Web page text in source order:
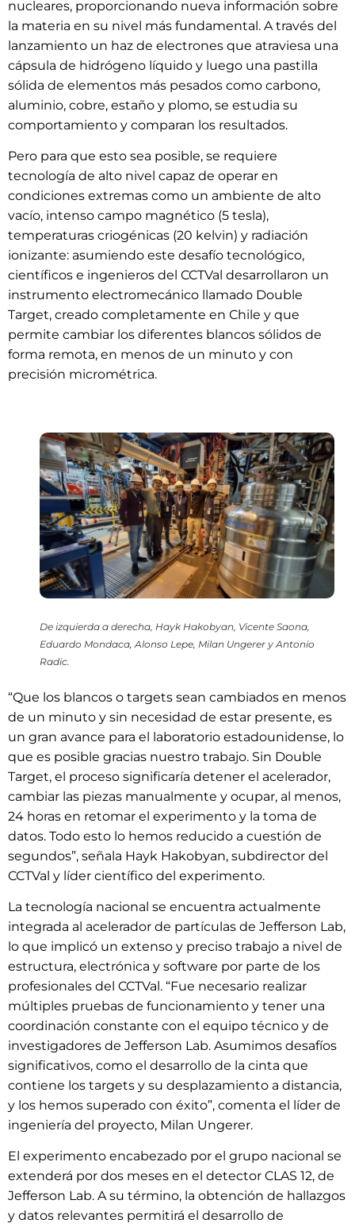
nucleares, proporcionando nueva información sobre
la materia en su nivel más fundamental. A través del
lanzamiento un haz de electrones que atraviesa una
cápsula de hidrógeno líquido y luego una pastilla
sólida de elementos más pesados como carbono,
aluminio, cobre, estaño y plomo, se estudia su
comportamiento y comparan los resultados.
Pero para que esto sea posible, se requiere
tecnología de alto nivel capaz de operar en
condiciones extremas como un ambiente de alto
vacío, intenso campo magnético (5 tesla),
temperaturas criogénicas (20 kelvin) y radiación
ionizante: asumiendo este desafío tecnológico,
científicos e ingenieros del CCTVal desarrollaron un
instrumento electromecánico llamado Double
Target, creado completamente en Chile y que
permite cambiar los diferentes blancos sólidos de
forma remota, en menos de un minuto y con
precisión micrométrica.
De izquierda a derecha, Hayk Hakobyan, Vicente Saona,
Eduardo Mondaca, Alonso Lepe, Milan Ungerer y Antonio
Radic.
“Que los blancos o targets sean cambiados en menos
de un minuto y sin necesidad de estar presente, es
un gran avance para el laboratorio estadounidense, lo
que es posible gracias nuestro trabajo. Sin Double
Target, el proceso significaría detener el acelerador,
cambiar las piezas manualmente y ocupar, al menos,
24 horas en retomar el experimento y la toma de
datos. Todo esto lo hemos reducido a cuestión de
segundos”, señala Hayk Hakobyan, subdirector del
CCTVal y líder científico del experimento.
La tecnología nacional se encuentra actualmente
integrada al acelerador de partículas de Jefferson Lab,
lo que implicó un extenso y preciso trabajo a nivel de
estructura, electrónica y software por parte de los
profesionales del CCTVal. “Fue necesario realizar
múltiples pruebas de funcionamiento y tener una
coordinación constante con el equipo técnico y de
investigadores de Jefferson Lab. Asumimos desafíos
significativos, como el desarrollo de la cinta que
contiene los targets y su desplazamiento a distancia,
y los hemos superado con éxito”, comenta el líder de
ingeniería del proyecto, Milan Ungerer.
El experimento encabezado por el grupo nacional se
extenderá por dos meses en el detector CLAS 12, de
Jefferson Lab. A su término, la obtención de hallazgos
y datos relevantes permitirá el desarrollo de